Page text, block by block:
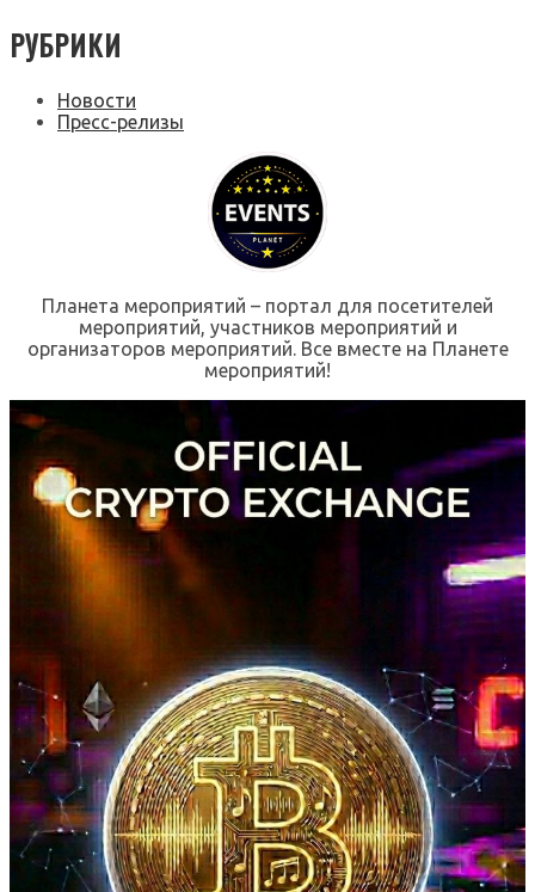
РУБРИКИ
Новости
Пресс-релизы
Планета мероприятий – портал для посетителей
мероприятий, участников мероприятий и
организаторов мероприятий. Все вместе на Планете
мероприятий!